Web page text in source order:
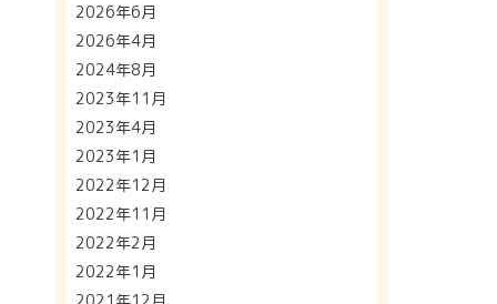
2026年6月
2026年4月
2024年8月
2023年11月
2023年4月
2023年1月
2022年12月
2022年11月
2022年2月
2022年1月